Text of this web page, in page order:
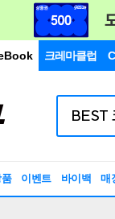
크레마클럽
이벤트 바이백 매